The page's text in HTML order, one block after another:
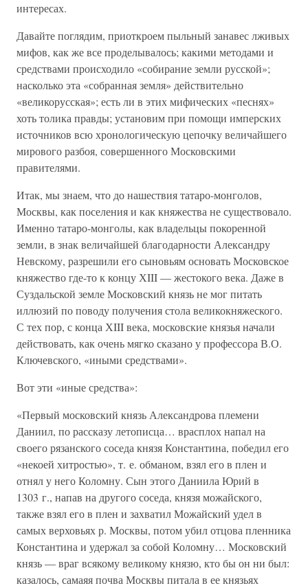
интересах.
Давайте поглядим, приоткроем пыльный занавес лживых
мифов, как же все проделывалось; какими методами и
средствами происходило «собирание земли русской»;
насколько эта «собранная земля» действительно
«великорусская»; есть ли в этих мифических «песнях»
хоть толика правды; установим при помощи имперских
источников всю хронологическую цепочку величайшего
мирового разбоя, совершенного Московскими
правителями.
Итак, мы знаем, что до нашествия татаро-монголов,
Москвы, как поселения и как княжества не существовало.
Именно татаро-монголы, как владельцы покоренной
земли, в знак величайшей благодарности Александру
Невскому, разрешили его сыновьям основать Московское
княжество где-то к концу ХIII — жестокого века. Даже в
Суздальской земле Московский князь не мог питать
иллюзий по поводу получения стола великокняжеского.
С тех пор, с конца ХIII века, московские князья начали
действовать, как очень мягко сказано у профессора В.О.
Ключевского, «иными средствами».
Вот эти «иные средства»:
«Первый московский князь Александрова племени
Даниил, по рассказу летописца… врасплох напал на
своего рязанского соседа князя Константина, победил его
«некоей хитростью», т. е. обманом, взял его в плен и
отнял у него Коломну. Сын этого Даниила Юрий в
1303 г., напав на другого соседа, князя можайского,
также взял его в плен и захватил Можайский удел в
самых верховьях р. Москвы, потом убил отцова пленника
Константина и удержал за собой Коломну… Московский
князь — враг всякому великому князю, кто бы он ни был:
казалось, самаяя почва Москвы питала в ее князьях